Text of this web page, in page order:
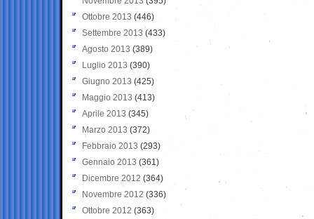
Ottobre 2013 (446)
Settembre 2013 (433)
Agosto 2013 (389)
Luglio 2013 (390)
Giugno 2013 (425)
Maggio 2013 (413)
Aprile 2013 (345)
Marzo 2013 (372)
Febbraio 2013 (293)
Gennaio 2013 (361)
Dicembre 2012 (364)
Novembre 2012 (336)
Ottobre 2012 (363)